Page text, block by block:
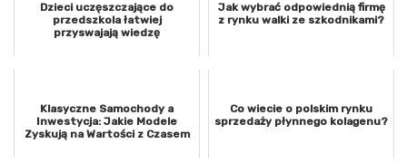
Dzieci uczęszczające do
przedszkola łatwiej
przyswajają wiedzę
Jak wybrać odpowiednią firmę
z rynku walki ze szkodnikami?
Klasyczne Samochody a
Inwestycja: Jakie Modele
Zyskują na Wartości z Czasem
Co wiecie o polskim rynku
sprzedaży płynnego kolagenu?